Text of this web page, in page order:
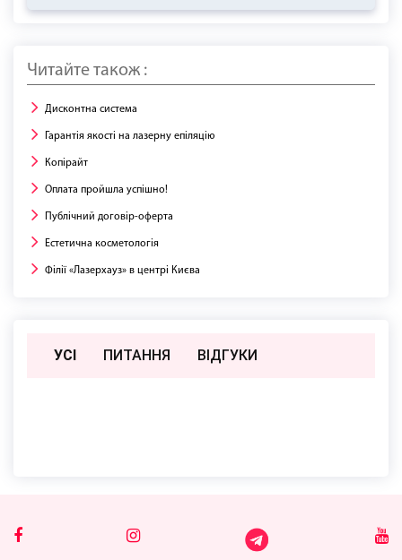
Читайте також :
Дисконтна система
Гарантія якості на лазерну епіляцію
Копірайт
Оплата пройшла успішно!
Публічний договір-оферта
Естетична косметологія
Філії «Лазерхауз» в центрі Києва
УСІ ПИТАННЯ ВIДГУКИ